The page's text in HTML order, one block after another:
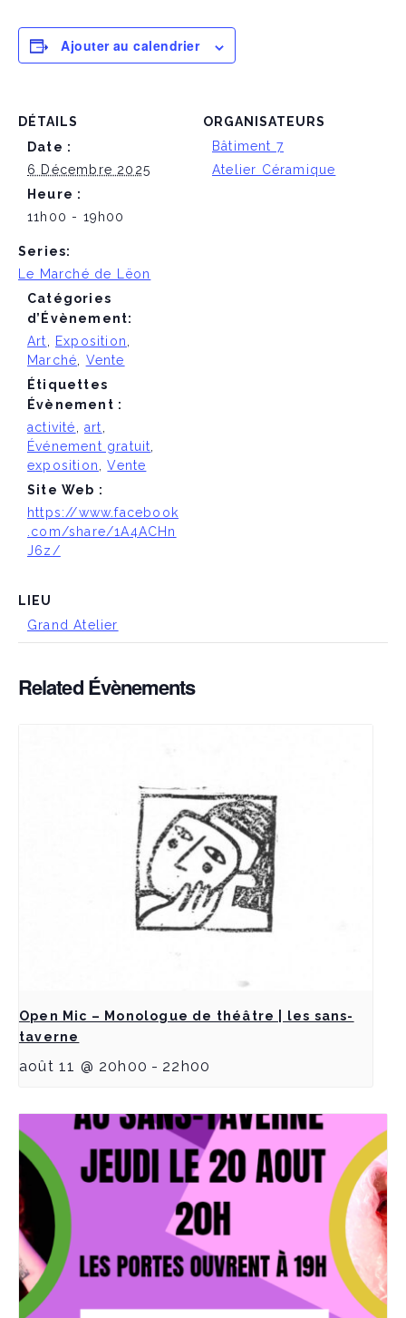
Ajouter au calendrier
DÉTAILS
Date :
6 Décembre 2025
Heure :
11h00 - 19h00
Series:
Le Marché de Lëon
Catégories
d’Évènement:
Art, Exposition,
Marché, Vente
Étiquettes
Évènement :
activité,art,
Événement gratuit,
exposition,Vente
Site Web :
https://www.facebook
.com/share/1A4ACHn
J6z/
ORGANISATEURS
Bâtiment 7
Atelier Céramique
LIEU
Grand Atelier
Related Évènements
Open Mic – Monologue de théâtre | les sans-
taverne
août 11 @ 20h00 - 22h00